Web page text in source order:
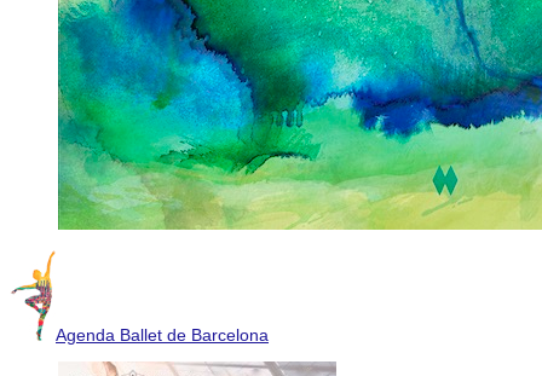
Agenda Ballet de Barcelona